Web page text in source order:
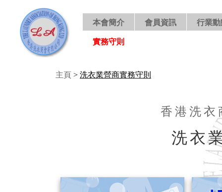
本會簡介 會員資訊 行業動
實務守則
主頁 > 洗衣業營商實務守則
香港洗衣
洗衣